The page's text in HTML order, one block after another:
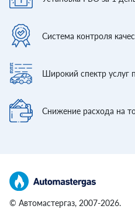
Система контроля
Широкий спектр услуг
Снижение расхода на
© Автомастергаз, 2007-2026.